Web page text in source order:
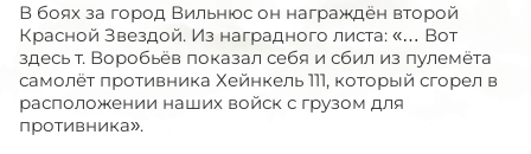
В боях за город Вильнюс он награждён второй
Красной Звездой. Из наградного листа: «… Вот
здесь т. Воробьёв показал себя и сбил из пулемёта
самолёт противника Хейнкель 111, который сгорел в
расположении наших войск с грузом для
противника».